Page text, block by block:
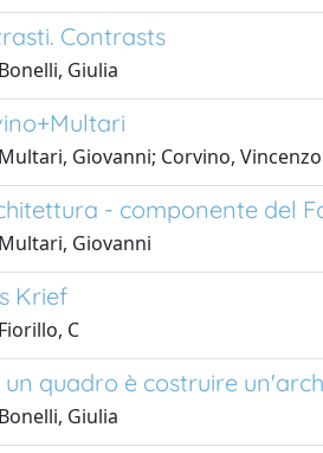
Contrasts
Giulia
Giovanni; Corvino, Vincenzo
- componente del
Giovanni
Krief
C
un quadro è costruire
Giulia